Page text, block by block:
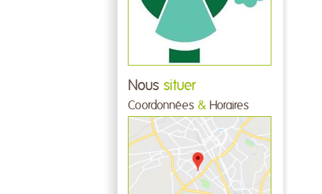
Nous situer
Coordonnées & Horaires